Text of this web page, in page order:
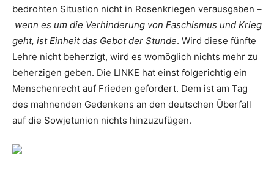
bedrohten Situation nicht in Rosenkriegen verausgaben –
wenn es um die Verhinderung von Faschismus und Krieg
geht, ist Einheit das Gebot der Stunde. Wird diese fünfte
Lehre nicht beherzigt, wird es womöglich nichts mehr zu
beherzigen geben. Die LINKE hat einst folgerichtig ein
Menschenrecht auf Frieden gefordert. Dem ist am Tag
des mahnenden Gedenkens an den deutschen Überfall
auf die Sowjetunion nichts hinzuzufügen.